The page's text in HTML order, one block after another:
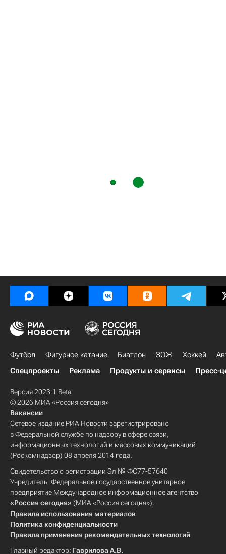
Футбол Фигурное катание Биатлон ЗОЖ Хоккей
Спецпроекты
Реклама Продукты и сервисы Пресс-
Версия 2023.1 Beta
© 2026 МИА «Россия сегодня»
Вакансии
Сетевое издание РИА Новости зарегистрировано
в Федеральной службе по надзору в сфере связи,
информационных технологий и массовых коммуникаций
(Роскомнадзор) 08 апреля 2014 года.
Свидетельство о регистрации Эл № ФС77-57640
Учредитель: Федеральное государственное унитарное
предприятие Международное информационное агентство
«Россия сегодня» (МИА «Россия сегодня»).
Правила использования материалов
Политика конфиденциальности
Правила применения рекомендательных технологий
Главный редактор: Гаврилова А.В.